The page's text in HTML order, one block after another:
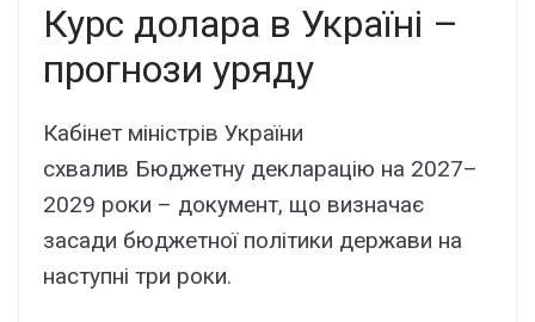
Курс долара в Україні –
прогнози уряду
Кабінет міністрів України
схвалив Бюджетну декларацію на 2027–
2029 роки – документ, що визначає
засади бюджетної політики держави на
наступні три роки.